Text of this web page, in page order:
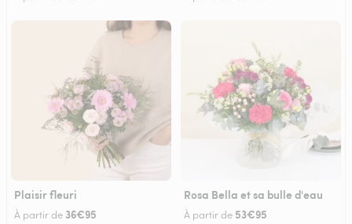
Plaisir fleuri
À partir de 36€95
Rosa Bella et sa bulle d'eau
À partir de 53€95